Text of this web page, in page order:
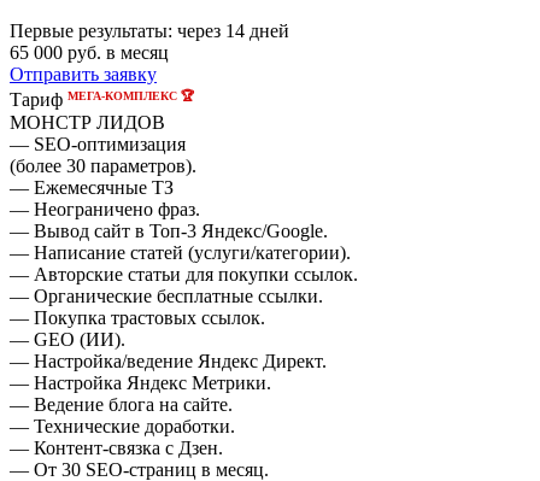
Первые результаты: через 14 дней
65 000 руб. в месяц
Отправить заявку
Тариф МЕГА-КОМПЛЕКС 🏆
МОНСТР ЛИДОВ
— SEO-оптимизация
(более 30 параметров).
— Ежемесячные ТЗ
— Неограничено фраз.
— Вывод сайт в Топ-3 Яндекс/Google.
— Написание статей (услуги/категории).
— Авторские статьи для покупки ссылок.
— Органические бесплатные ссылки.
— Покупка трастовых ссылок.
— GEO (ИИ).
— Настройка/ведение Яндекс Директ.
— Настройка Яндекс Метрики.
— Ведение блога на сайте.
— Технические доработки.
— Контент-связка с Дзен.
— От 30 SEO-страниц в месяц.